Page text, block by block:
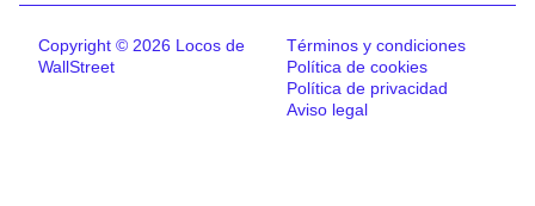
Copyright © 2026 Locos de
WallStreet
Términos y condiciones
Política de cookies
Política de privacidad
Aviso legal